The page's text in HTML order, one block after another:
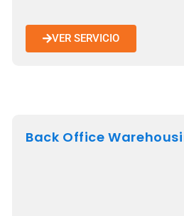
VER SERVICIO
Back Office